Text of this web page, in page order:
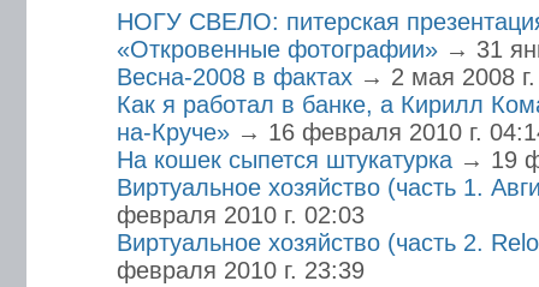
НОГУ СВЕЛО: питерская
«Откровенные фотографии» → 31
Весна-2008 в фактах → 2 мая 2008
Как я работал в банке, а Кирилл
на-Круче» → 16 февраля 2010 г.
На кошек сыпется штукатурка → 19
Виртуальное хозяйство (часть 1.
февраля 2010 г. 02:03
Виртуальное хозяйство (часть 2.
февраля 2010 г. 23:39